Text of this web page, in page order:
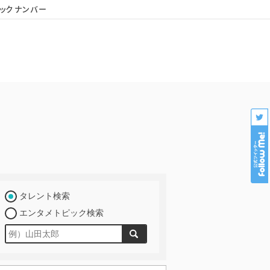
会社概要 個人情報保護
クナンバー
タレント検索
エンタメトピック検索